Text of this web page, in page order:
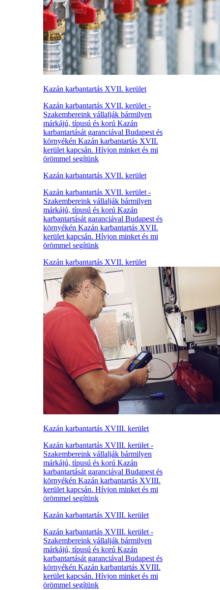
Kazán karbantartás XVII. kerület
Kazán karbantartás XVII. kerület -
Szakembereink vállalják bármilyen
márkájú, típusú és korú Kazán
karbantartását garanciával Budapest és
környékén Kazán karbantartás XVII.
kerület kapcsán. Hívjon minket és mi
örömmel segítünk
Kazán karbantartás XVII. kerület
Kazán karbantartás XVII. kerület -
Szakembereink vállalják bármilyen
márkájú, típusú és korú Kazán
karbantartását garanciával Budapest és
környékén Kazán karbantartás XVII.
kerület kapcsán. Hívjon minket és mi
örömmel segítünk
Kazán karbantartás XVII. kerület
Kazán karbantartás XVIII. kerület
Kazán karbantartás XVIII. kerület -
Szakembereink vállalják bármilyen
márkájú, típusú és korú Kazán
karbantartását garanciával Budapest és
környékén Kazán karbantartás XVIII.
kerület kapcsán. Hívjon minket és mi
örömmel segítünk
Kazán karbantartás XVIII. kerület
Kazán karbantartás XVIII. kerület -
Szakembereink vállalják bármilyen
márkájú, típusú és korú Kazán
karbantartását garanciával Budapest és
környékén Kazán karbantartás XVIII.
kerület kapcsán. Hívjon minket és mi
örömmel segítünk